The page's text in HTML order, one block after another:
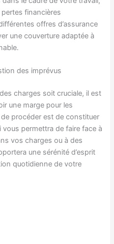
financières
offres d’assurance
une couverture adaptée à
des imprévus
charges soit cruciale, il est
une marge pour les
procéder est de constituer
vous permettra de faire face à
vos charges ou à des
une sérénité d’esprit
quotidienne de votre